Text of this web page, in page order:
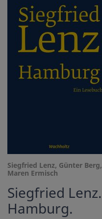
Siegfried Lenz, Günter Berg,
Maren Ermisch
Siegfried Lenz.
Hamburg.